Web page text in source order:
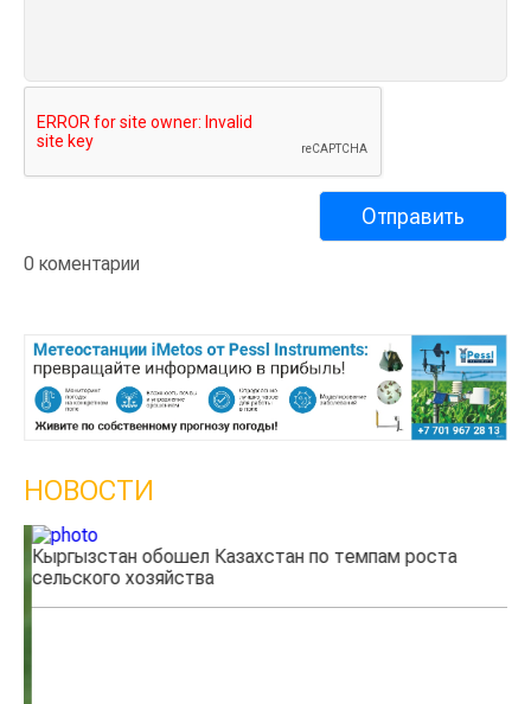
0 коментарии
НОВОСТИ
Кыргызстан обошел Казахстан по темпам роста
сельского хозяйства